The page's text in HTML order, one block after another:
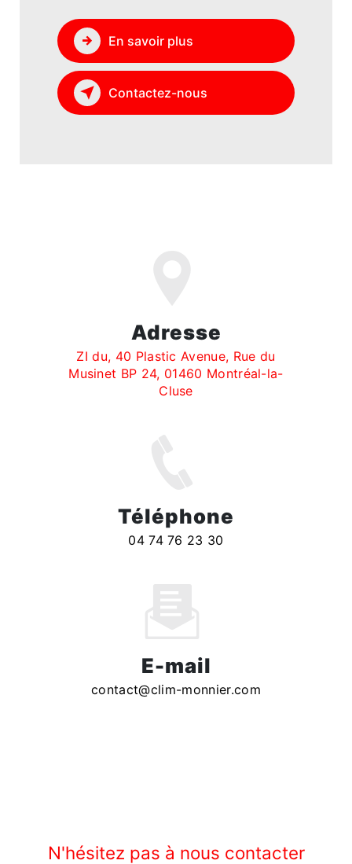
En savoir plus
Contactez-nous
Adresse
ZI du, 40 Plastic Avenue, Rue du
Musinet BP 24, 01460 Montréal-la-
Cluse
Téléphone
04 74 76 23 30
E-mail
contact@clim-monnier.com
N'hésitez pas à nous contacter